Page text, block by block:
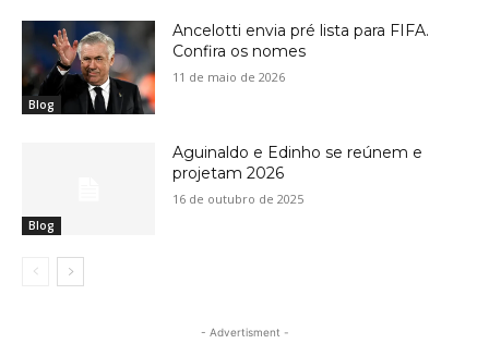
Blog
Ancelotti envia pré lista para FIFA.
Confira os nomes
11 de maio de 2026
Blog
Aguinaldo e Edinho se reúnem e
projetam 2026
16 de outubro de 2025
- Advertisment -